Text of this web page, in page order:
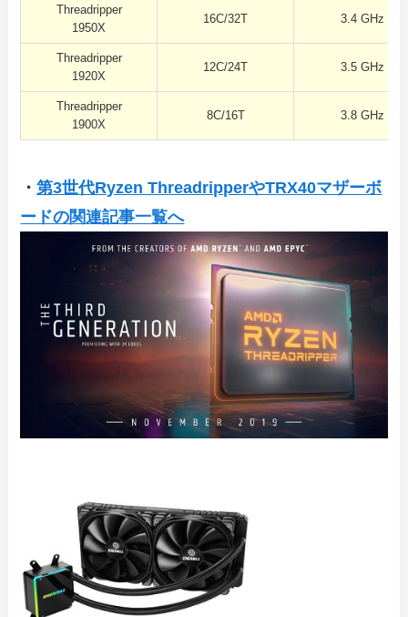
Threadripper
1950X
16C/32T 3.4 GHz
Threadripper
1920X
12C/24T 3.5 GHz
Threadripper
1900X
8C/16T 3.8 GHz
・第3世代Ryzen ThreadripperやTRX40マザーボ
ードの関連記事一覧へ